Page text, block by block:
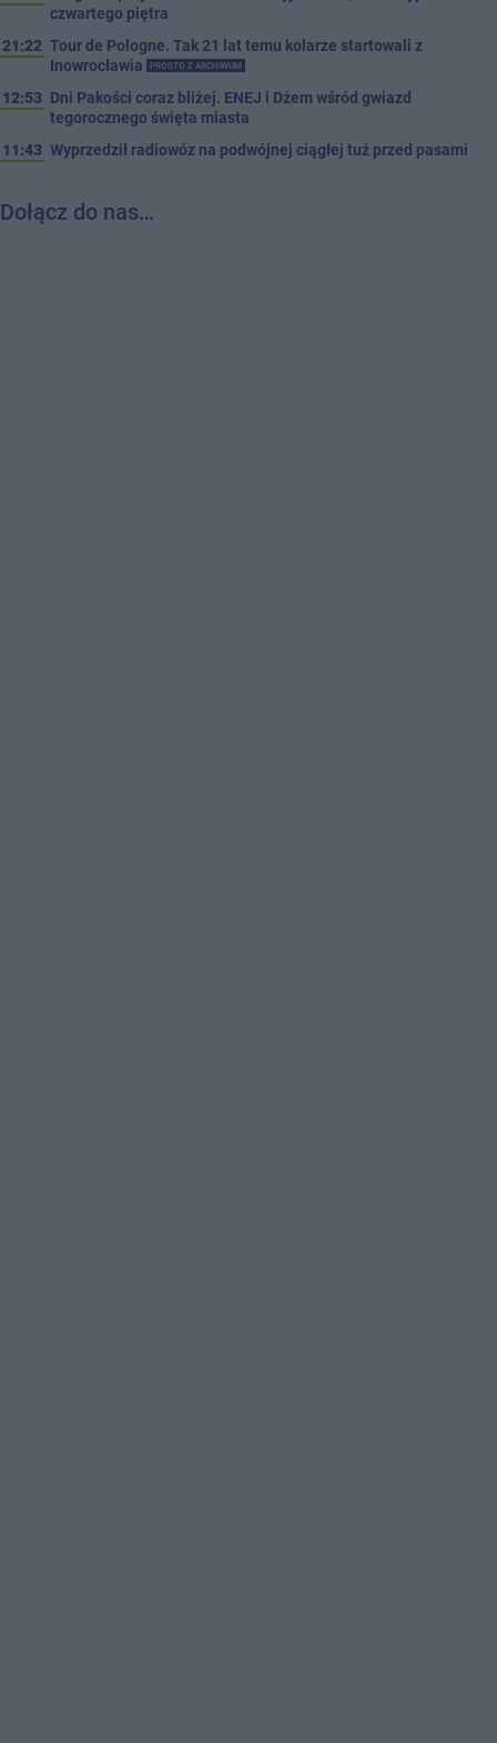
czwartego piętra
21:22 Tour de Pologne. Tak 21 lat temu kolarze startowali z
Inowrocławia
PROSTO Z ARCHIWUM
12:53 Dni Pakości coraz bliżej. ENEJ i Dżem wśród gwiazd
tegorocznego święta miasta
11:43 Wyprzedził radiowóz na podwójnej ciągłej tuż przed pasami
Dołącz do nas…